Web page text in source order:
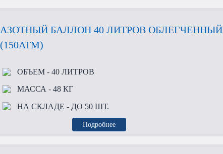
АЗОТНЫЙ БАЛЛОН 40 ЛИТРОВ ОБЛЕГЧЕННЫЙ
(150АТМ)
ОБЪЕМ- 40 ЛИТРОВ
МАССА - 48 КГ
НА СКЛАДЕ - ДО 50 ШТ.
Подробнее